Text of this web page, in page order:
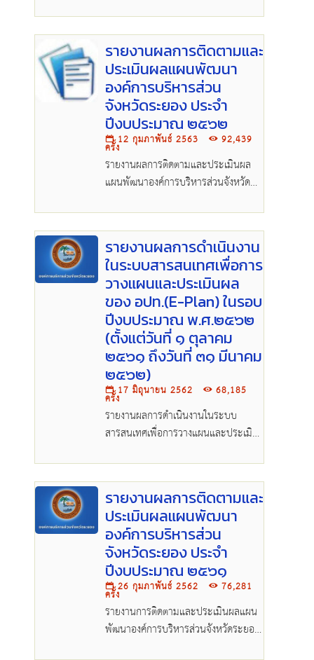
รายงานผลการติดตามและ
ประเมินผลแผนพัฒนา
องค์การบริหารส่วน
จังหวัดระยอง ประจำ
ปีงบประมาณ ๒๕๖๒
12 กุมภาพันธ์ 2563 92,439
ครั้ง
รายงานผลการติดตามและประเมินผล
แผนพัฒนาองค์การบริหารส่วนจังหวัด
๒๕๖๒.pdf
รายงานผลการดำเนินงาน
ในระบบสารสนเทศเพื่อการ
วางแผนและประเมินผล
ของ อปท.(E-Plan) ในรอบ
ปีงบประมาณ พ.ศ.๒๕๖๒
(ตั้งแต่วันที่ ๑ ตุลาคม
๒๕๖๑ ถึงวันที่ ๓๑ มีนาคม
๒๕๖๒)
17 มิถุนายน 2562 68,185
ครั้ง
รายงานผลการดำเนินงานในระบบ
สารสนเทศเพื่อการวางแผนและประเมิน
ปีงบประมาณ พ.ศ.๒๕๖๒ (ตั้งแต่วันที่ ๑
ตุลาคม ๒๕๖๑ ถึงวันที่ ๓๑ มีนาคม
๒๕๖๒).pdf
รายงานผลการติดตามและ
ประเมินผลแผนพัฒนา
องค์การบริหารส่วน
จังหวัดระยอง ประจำ
ปีงบประมาณ ๒๕๖๑
26 กุมภาพันธ์ 2562 76,281
ครั้ง
รายงานการติดตามและประเมินผลแผน
พัฒนาองค์การบริหารส่วนจังหวัดระยอง